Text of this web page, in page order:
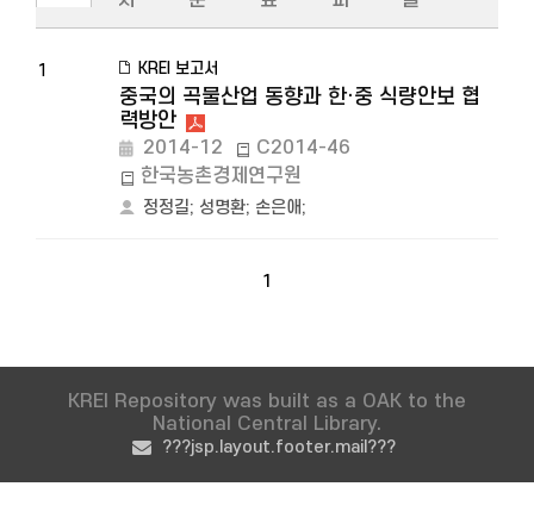
1 KREI 보고서
중국의 곡물산업 동향과 한·중 식량안보 협
력방안
2014-12
C2014-46
한국농촌경제연구원
정정길; 성명환; 손은애;
1
KREI Repository was built as a OAK to the
National Central Library.
???jsp.layout.footer.mail???